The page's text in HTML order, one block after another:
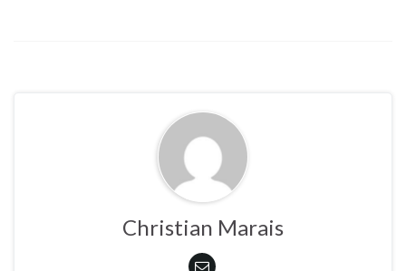
Christian Marais